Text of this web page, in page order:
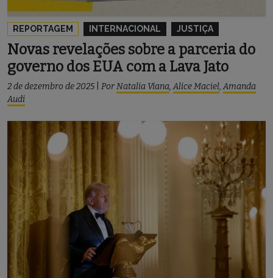
REPORTAGEM INTERNACIONAL JUSTIÇA
Novas revelações sobre a parceria do
governo dos EUA com a Lava Jato
2 de dezembro de 2025 PorNatalia Viana,Alice Maciel,Amanda
Audi